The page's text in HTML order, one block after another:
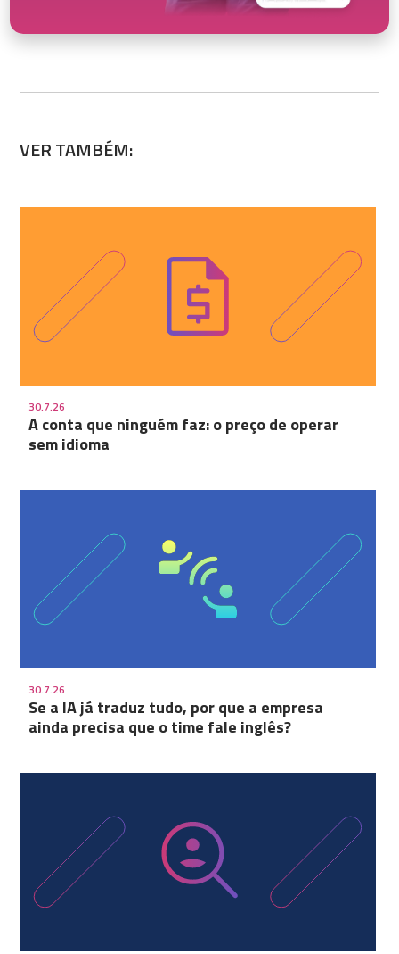
VER TAMBÉM:
30.7.26
A conta que ninguém faz: o preço de operar
sem idioma
30.7.26
Se a IA já traduz tudo, por que a empresa
ainda precisa que o time fale inglês?